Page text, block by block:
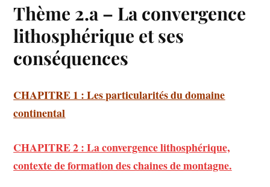
Thème 2.a – La convergence
lithosphérique et ses
conséquences
CHAPITRE 1 : Les particularités du domaine
continental
CHAPITRE 2 : La convergence lithosphérique,
contexte de formation des chaines de montagne.